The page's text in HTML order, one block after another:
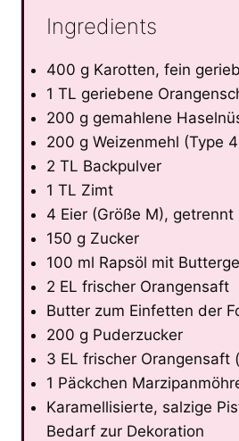
Ingredients
400 g Karotten, fein
1 TL geriebene
200 g gemahlene
200 g Weizenmehl (Type
2 TL Backpulver
1 TL Zimt
4 Eier (Größe M), getrennt
150 g Zucker
100 ml Rapsöl mit
2 EL frischer Orangensaft
Butter zum Einfetten der
200 g Puderzucker
3 EL frischer Orangensaft
1 Päckchen
Karamellisierte, salzige
Bedarf zur Dekoration